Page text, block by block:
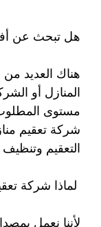
هل تبحث عن
هناك العديد
المنازل أو
مستوى
شركة تعقيم
التعقيم وتنظيف
لماذا شركة
لأننا نعمل